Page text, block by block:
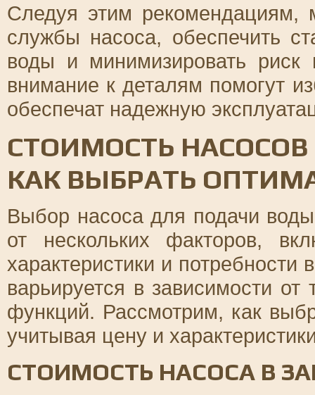
Следуя этим рекомендациям,
службы насоса, обеспечить
воды и минимизировать риск
внимание к деталям помогут
обеспечат надежную
СТОИМОСТЬ
КАК ВЫБРАТЬ
Выбор насоса для подачи
от нескольких факторов,
характеристики и потребности
варьируется в зависимости
функций. Рассмотрим, как
учитывая цену и
СТОИМОСТЬ НАСОСА В